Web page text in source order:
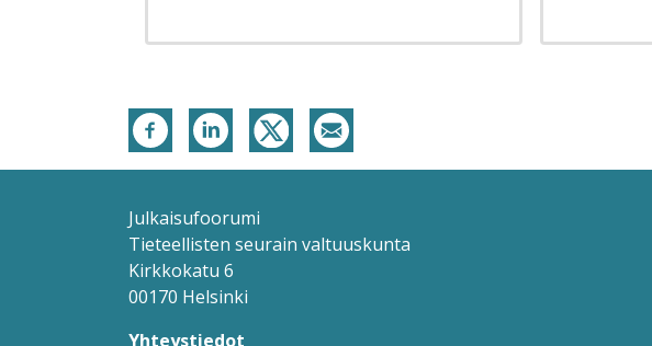
Julkaisufoorumi
Tieteellisten seurain valtuuskunta
Kirkkokatu 6
00170 Helsinki
Yhteystiedot